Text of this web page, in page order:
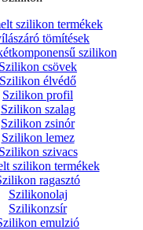
szilikon termékek
tömítések
szilikon
Szilikon csövek
Szilikon élvédő
Szilikon profil
Szilikon szalag
Szilikon zsinór
Szilikon lemez
Szilikon szivacs
szilikon termékek
ragasztó
Szilikonolaj
Szilikonzsír
emulzió